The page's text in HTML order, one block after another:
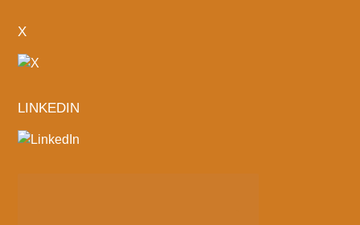
X
LINKEDIN